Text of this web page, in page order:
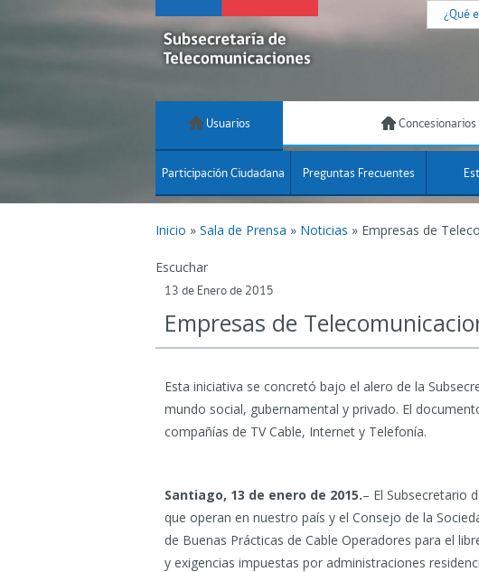
¿Qué
Usuarios Concesionarios
Participación Ciudadana Preguntas Frecuentes
Inicio » Sala de Prensa » Noticias » Empresas de
Escuchar
13 de Enero de 2015
Empresas de
Esta iniciativa se concretó bajo el alero de la
mundo social, gubernamental y privado. El
compañías de TV Cable, Internet y Telefonía.
Santiago, 13 de enero de 2015.– El Subsecretario
que operan en nuestro país y el Consejo de la
de Buenas Prácticas de Cable Operadores para el
y exigencias impuestas por administraciones